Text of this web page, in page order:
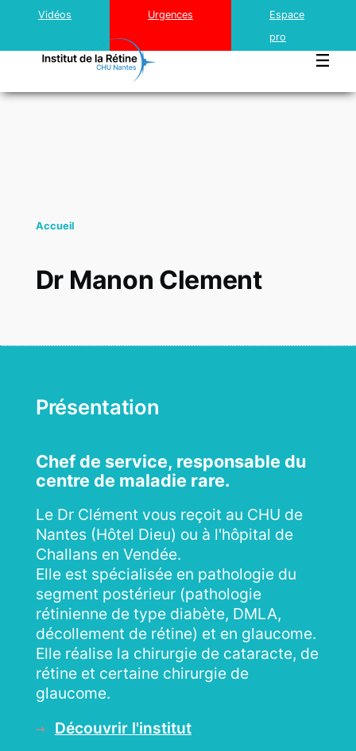
Aller au contenu principal
Traitements innovants
Cataracte
Parcours de soins
Actualités
Vidéos Urgences
Espace
pro
Accueil
Dr Manon Clement
Présentation
Chef de service, responsable du
centre de maladie rare.
Le Dr Clément vous reçoit au CHU de
Nantes (Hôtel Dieu) ou à l'hôpital de
Challans en Vendée.
Elle est spécialisée en pathologie du
segment postérieur (pathologie
rétinienne de type diabète, DMLA,
décollement de rétine) et en glaucome.
Elle réalise la chirurgie de cataracte, de
rétine et certaine chirurgie de
glaucome.
Découvrir l'institut